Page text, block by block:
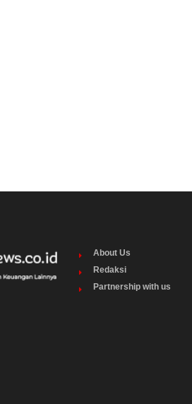
About Us
Redaksi
Partnership with us